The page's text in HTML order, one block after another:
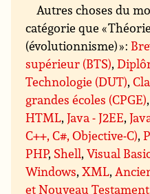
Autres choses du
catégorie que «
(évolutionnisme) » :
supérieur (BTS),
Technologie (DUT),
grandes écoles (CPGE)
HTML,Java - J2EE,
C++, C#, Objective-C),
PHP, Shell,Visual
Windows,XML,
et Nouveau Testament